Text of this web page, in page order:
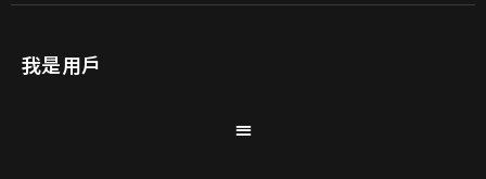
我是用戶